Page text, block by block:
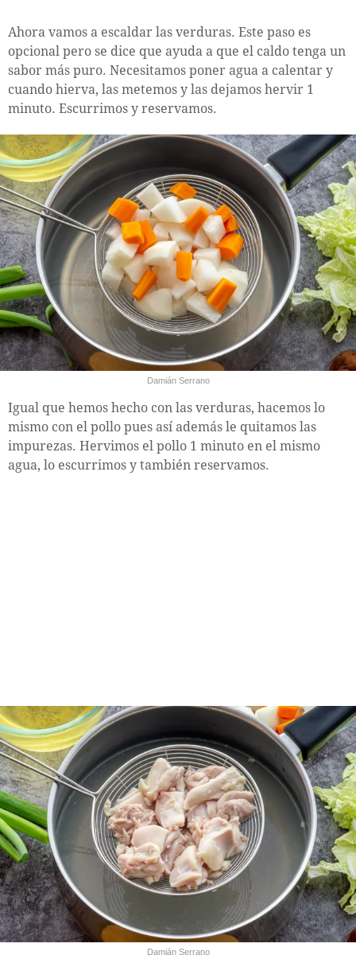
Ahora vamos a escaldar las verduras. Este paso es
opcional pero se dice que ayuda a que el caldo tenga un
sabor más puro. Necesitamos poner agua a calentar y
cuando hierva, las metemos y las dejamos hervir 1
minuto. Escurrimos y reservamos.
Damián Serrano
Igual que hemos hecho con las verduras, hacemos lo
mismo con el pollo pues así además le quitamos las
impurezas. Hervimos el pollo 1 minuto en el mismo
agua, lo escurrimos y también reservamos.
Damián Serrano